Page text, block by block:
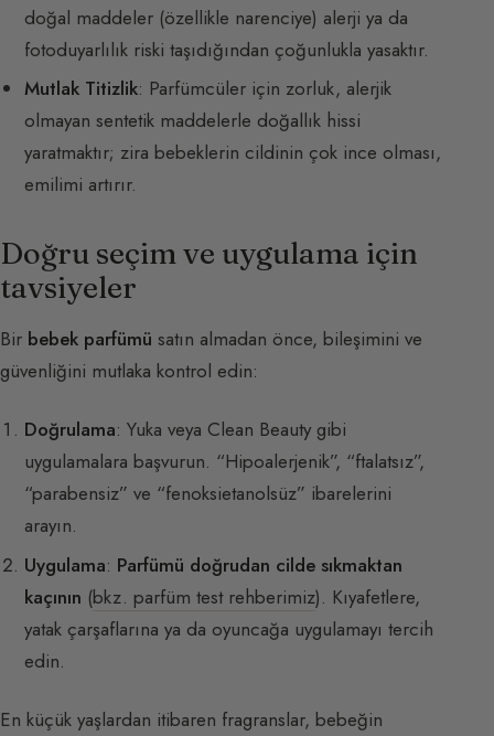
doğal maddeler (özellikle narenciye) alerji ya da
fotoduyarlılık riski taşıdığından çoğunlukla yasaktır.
Mutlak Titizlik: Parfümcüler için zorluk, alerjik
olmayan sentetik maddelerle doğallık hissi
yaratmaktır; zira bebeklerin cildinin çok ince olması,
emilimi artırır.
Doğru seçim ve uygulama için
tavsiyeler
Bir bebek parfümü satın almadan önce, bileşimini ve
güvenliğini mutlaka kontrol edin:
Doğrulama: Yuka veya Clean Beauty gibi
uygulamalara başvurun. “Hipoalerjenik”, “ftalatsız”,
“parabensiz” ve “fenoksietanolsüz” ibarelerini
arayın.
Uygulama: Parfümü doğrudan cilde sıkmaktan
kaçının (bkz. parfüm test rehberimiz). Kıyafetlere,
yatak çarşaflarına ya da oyuncağa uygulamayı tercih
edin.
En küçük yaşlardan itibaren fragranslar, bebeğin